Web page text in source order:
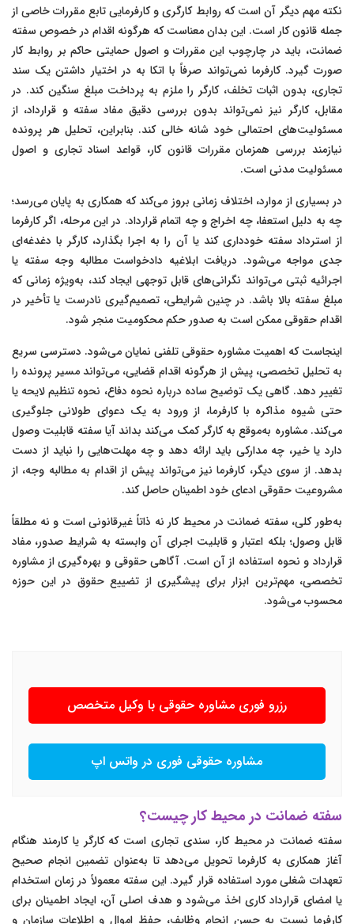
نکته مهم دیگر آن است که روابط کارگری و کارفرمایی تابع مقررات خاصی از
جمله قانون کار است. این بدان معناست که هرگونه اقدام در خصوص سفته
ضمانت، باید در چارچوب این مقررات و اصول حمایتی حاکم بر روابط کار
صورت گیرد. کارفرما نمی‌تواند صرفاً با اتکا به در اختیار داشتن یک سند
تجاری، بدون اثبات تخلف، کارگر را ملزم به پرداخت مبلغ سنگین کند. در
مقابل، کارگر نیز نمی‌تواند بدون بررسی دقیق مفاد سفته و قرارداد، از
مسئولیت‌های احتمالی خود شانه خالی کند. بنابراین، تحلیل هر پرونده
نیازمند بررسی همزمان مقررات قانون کار، قواعد اسناد تجاری و اصول
مسئولیت مدنی است.
در بسیاری از موارد، اختلاف زمانی بروز می‌کند که همکاری به پایان می‌رسد؛
چه به دلیل استعفا، چه اخراج و چه اتمام قرارداد. در این مرحله، اگر کارفرما
از استرداد سفته خودداری کند یا آن را به اجرا بگذارد، کارگر با دغدغه‌ای
جدی مواجه می‌شود. دریافت ابلاغیه دادخواست مطالبه وجه سفته یا
اجرائیه ثبتی می‌تواند نگرانی‌های قابل توجهی ایجاد کند، به‌ویژه زمانی که
مبلغ سفته بالا باشد. در چنین شرایطی، تصمیم‌گیری نادرست یا تأخیر در
اقدام حقوقی ممکن است به صدور حکم محکومیت منجر شود.
اینجاست که اهمیت مشاوره حقوقی تلفنی نمایان می‌شود. دسترسی سریع
به تحلیل تخصصی، پیش از هرگونه اقدام قضایی، می‌تواند مسیر پرونده را
تغییر دهد. گاهی یک توضیح ساده درباره نحوه دفاع، نحوه تنظیم لایحه یا
حتی شیوه مذاکره با کارفرما، از ورود به یک دعوای طولانی جلوگیری
می‌کند. مشاوره به‌موقع به کارگر کمک می‌کند بداند آیا سفته قابلیت وصول
دارد یا خیر، چه مدارکی باید ارائه دهد و چه مهلت‌هایی را نباید از دست
بدهد. از سوی دیگر، کارفرما نیز می‌تواند پیش از اقدام به مطالبه وجه، از
مشروعیت حقوقی ادعای خود اطمینان حاصل کند.
به‌طور کلی، سفته ضمانت در محیط کار نه ذاتاً غیرقانونی است و نه مطلقاً
قابل وصول؛ بلکه اعتبار و قابلیت اجرای آن وابسته به شرایط صدور، مفاد
قرارداد و نحوه استفاده از آن است. آگاهی حقوقی و بهره‌گیری از مشاوره
تخصصی، مهم‌ترین ابزار برای پیشگیری از تضییع حقوق در این حوزه
محسوب می‌شود.
رزرو فوری مشاوره حقوقی با وکیل متخصص
مشاوره حقوقی فوری در واتس اپ
سفته ضمانت در محیط کار چیست؟
سفته ضمانت در محیط کار، سندی تجاری است که کارگر یا کارمند هنگام
آغاز همکاری به کارفرما تحویل می‌دهد تا به‌عنوان تضمین انجام صحیح
تعهدات شغلی مورد استفاده قرار گیرد. این سفته معمولاً در زمان استخدام
یا امضای قرارداد کاری اخذ می‌شود و هدف اصلی آن، ایجاد اطمینان برای
کارفرما نسبت به حسن انجام وظایف، حفظ اموال و اطلاعات سازمان و